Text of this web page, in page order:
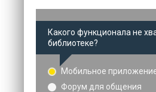
Какого функционала не
библиотеке?
Мобильное
Форум для общения